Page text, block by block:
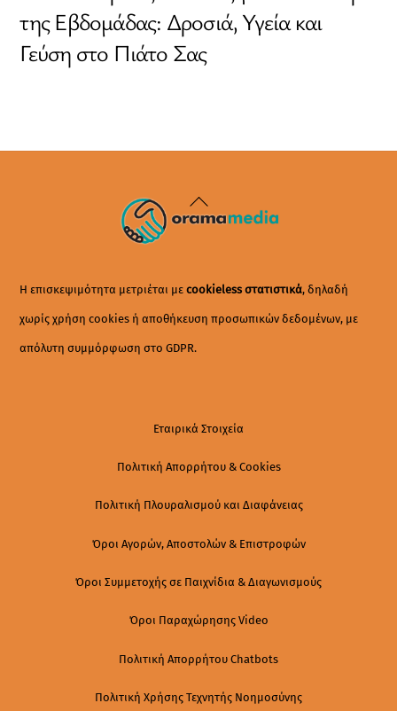
της Εβδομάδας: Δροσιά, Υγεία και
Γεύση στο Πιάτο Σας
Back
To
Η επισκεψιμότητα μετριέται μεcookieless στατιστικά, δηλαδή
χωρίς χρήση cookies ή αποθήκευση προσωπικών δεδομένων, με
απόλυτη συμμόρφωση στο GDPR.
Εταιρικά Στοιχεία
Πολιτική Απορρήτου & Cookies
Πολιτική Πλουραλισμού και Διαφάνειας
Όροι Αγορών, Αποστολών & Επιστροφών
Όροι Συμμετοχής σε Παιχνίδια & Διαγωνισμούς
Όροι Παραχώρησης Video
Πολιτική Απορρήτου Chatbots
Πολιτική Χρήσης Τεχνητής Νοημοσύνης